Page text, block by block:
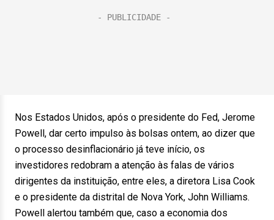
Nos Estados Unidos, após o presidente do Fed, Jerome
Powell, dar certo impulso às bolsas ontem, ao dizer que
o processo desinflacionário já teve início, os
investidores redobram a atenção às falas de vários
dirigentes da instituição, entre eles, a diretora Lisa Cook
e o presidente da distrital de Nova York, John Williams.
Powell alertou também que, caso a economia dos